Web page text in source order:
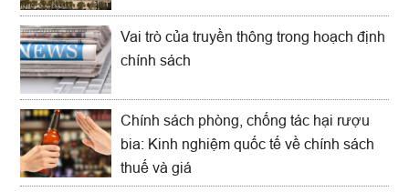
Vai trò của truyền thông trong hoạch định
chính sách
Chính sách phòng, chống tác hại rượu
bia: Kinh nghiệm quốc tế về chính sách
thuế và giá